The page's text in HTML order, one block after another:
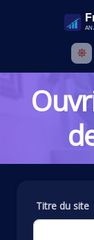
Titre du site